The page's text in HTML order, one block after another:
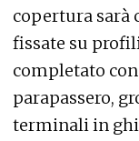
copertura sarà
fissate su
completato
parapassero,
terminali in